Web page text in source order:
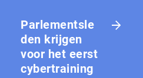
Parlementsle
den krijgen
voor het eerst
cybertraining